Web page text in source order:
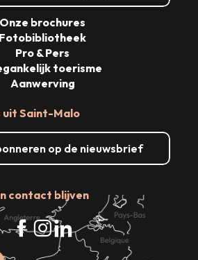
uit Saint-Malo
op de nieuwsbrief
contact blijven
Onze brochures
Fotobibliotheek
Pro & Pers
toerisme
Aanwerving